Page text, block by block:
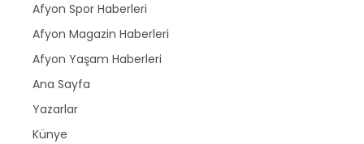
Afyon Spor Haberleri
Afyon Magazin Haberleri
Afyon Yaşam Haberleri
Ana Sayfa
Yazarlar
Künye